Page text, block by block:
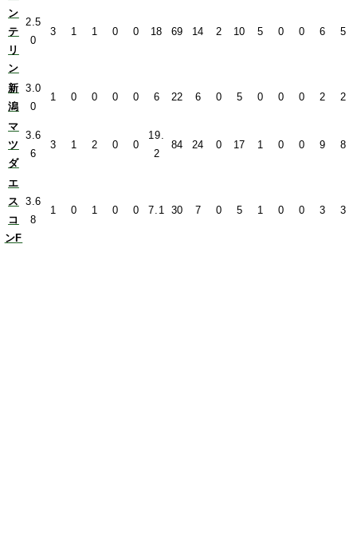
ン
テ
リ
ン
2.5
0
3 1 1 0 0 18 69 14 2 10 5 0 0 6 5
新
潟
3.0
0
1 0 0 0 0 6 22 6 0 5 0 0 0 2 2
マ
ツ
ダ
3.6
6
3 1 2 0 0
19.
2
84 24 0 17 1 0 0 9 8
エ
ス
コ
ンF
3.6
8
1 0 1 0 0 7.1 30 7 0 5 1 0 0 3 3